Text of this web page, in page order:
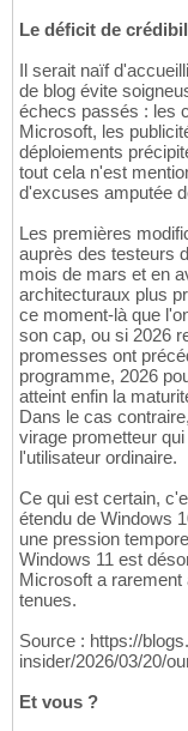
Le déficit de
Il serait naïf
de blog évite
échecs passés : les
Microsoft, les
déploiements
tout cela n'est
d'excuses amputée
Les premières
auprès des testeurs
mois de mars et en
architecturaux plus
ce moment-là que
son cap, ou si 2026
promesses ont
programme, 2026
atteint enfin la
Dans le cas
virage prometteur
l'utilisateur ordinaire.
Ce qui est certain,
étendu de Windows
une pression
Windows 11 est
Microsoft a
tenues.
Source : https://
insider/2026/03/20/
Et vous ?